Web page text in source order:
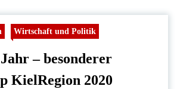
Wirtschaft und Politik
– besonderer
KielRegion 2020